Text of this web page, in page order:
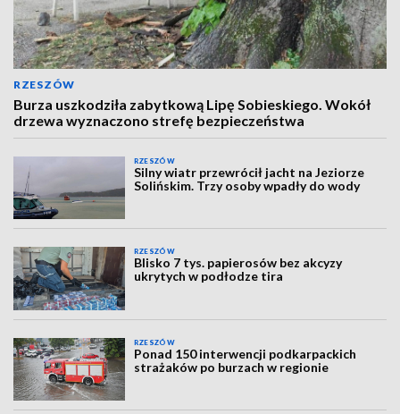
RZESZÓW
Burza uszkodziła zabytkową Lipę Sobieskiego. Wokół
drzewa wyznaczono strefę bezpieczeństwa
RZESZÓW
Silny wiatr przewrócił jacht na Jeziorze
Solińskim. Trzy osoby wpadły do wody
RZESZÓW
Blisko 7 tys. papierosów bez akcyzy
ukrytych w podłodze tira
RZESZÓW
Ponad 150 interwencji podkarpackich
strażaków po burzach w regionie